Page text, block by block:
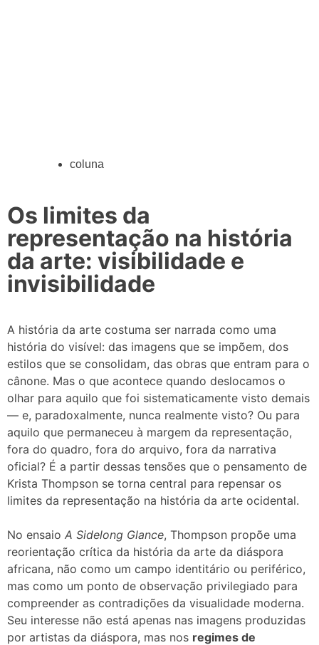
coluna
Os limites da
representação na história
da arte: visibilidade e
invisibilidade
A história da arte costuma ser narrada como uma
história do visível: das imagens que se impõem, dos
estilos que se consolidam, das obras que entram para o
cânone. Mas o que acontece quando deslocamos o
olhar para aquilo que foi sistematicamente visto demais
— e, paradoxalmente, nunca realmente visto? Ou para
aquilo que permaneceu à margem da representação,
fora do quadro, fora do arquivo, fora da narrativa
oficial? É a partir dessas tensões que o pensamento de
Krista Thompson se torna central para repensar os
limites da representação na história da arte ocidental.
No ensaio A Sidelong Glance, Thompson propõe uma
reorientação crítica da história da arte da diáspora
africana, não como um campo identitário ou periférico,
mas como um ponto de observação privilegiado para
compreender as contradições da visualidade moderna.
Seu interesse não está apenas nas imagens produzidas
por artistas da diáspora, mas nos regimes de